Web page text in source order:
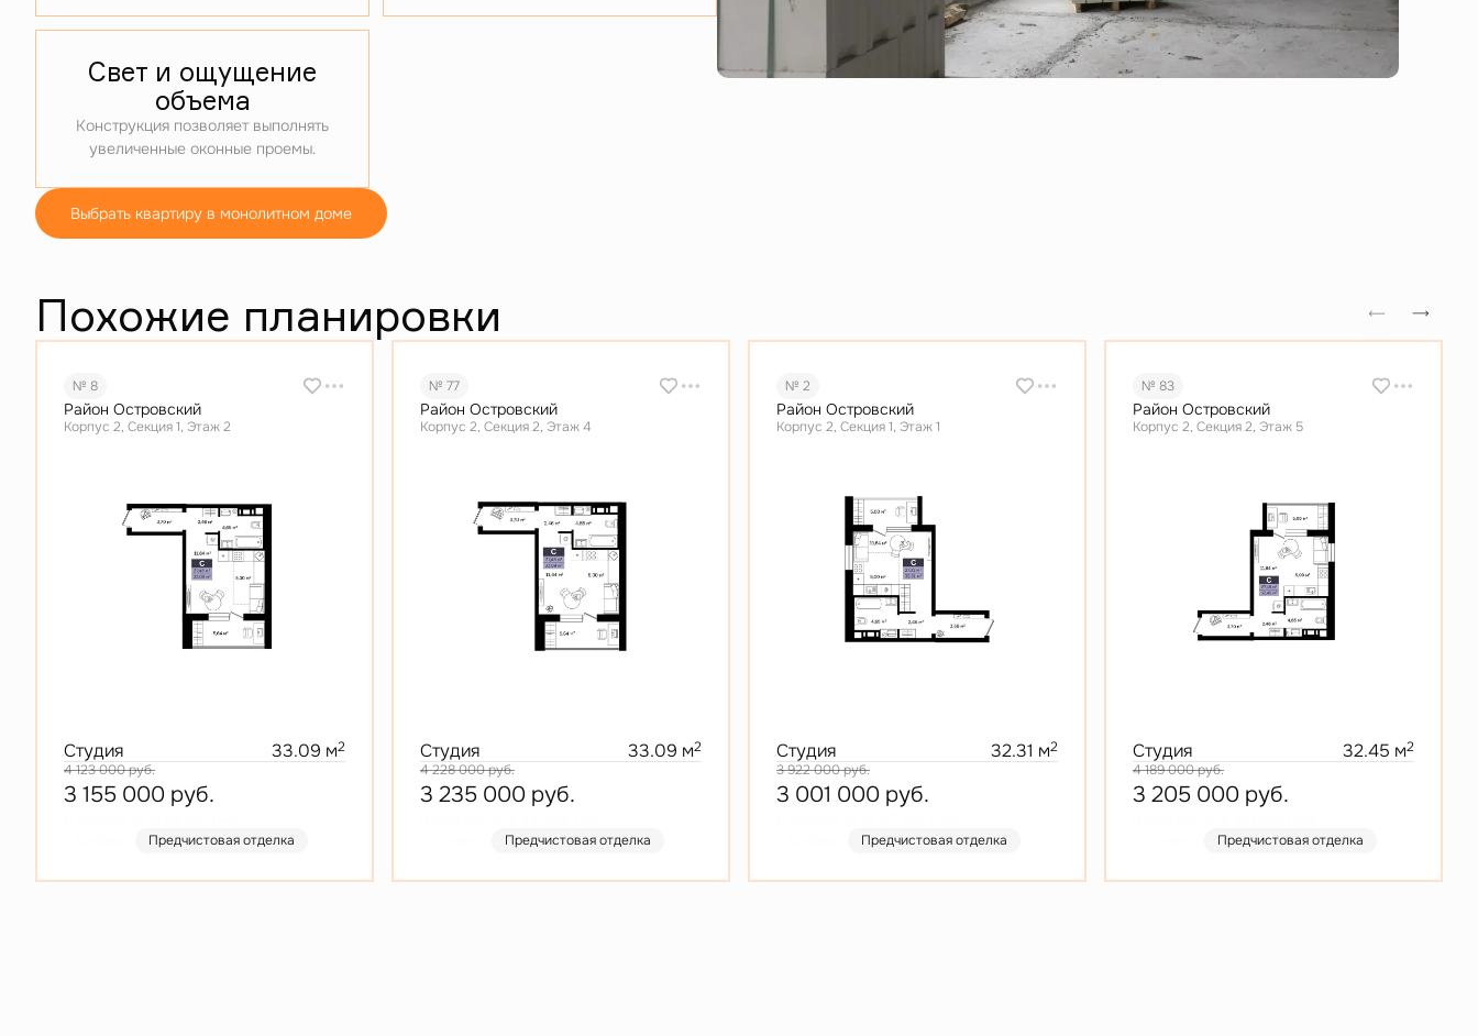
Свет и ощущение
объема
Конструкция позволяет выполнять
увеличенные оконные проемы.
Выбрать квартиру в монолитном доме
Похожие планировки
№ 8
Район Островский
Корпус 2, Секция 1, Этаж 2
Студия 33.09 м2
4 123 000руб.
3 155 000 руб.
Предчистовая отделка
№ 77
Район Островский
Корпус 2, Секция 2, Этаж 4
Студия 33.09 м2
4 228 000руб.
3 235 000 руб.
Предчистовая отделка
№ 2
Район Островский
Корпус 2, Секция 1, Этаж 1
Студия 32.31 м2
3 922 000руб.
3 001 000 руб.
Предчистовая отделка
№ 83
Район Островский
Корпус 2, Секция 2, Этаж 5
Студия 32.45 м2
4 189 000руб.
3 205 000 руб.
Предчистовая отделка